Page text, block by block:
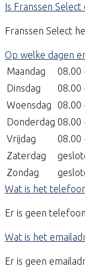
Is Franssen
Franssen Select
Op welke dagen
Maandag
08.00
Dinsdag
08.00
Woensdag
08.00
Donderdag 08.00
Vrijdag
08.00
Zaterdag
Zondag
Wat is het
Er is geen
Wat is het
Er is geen